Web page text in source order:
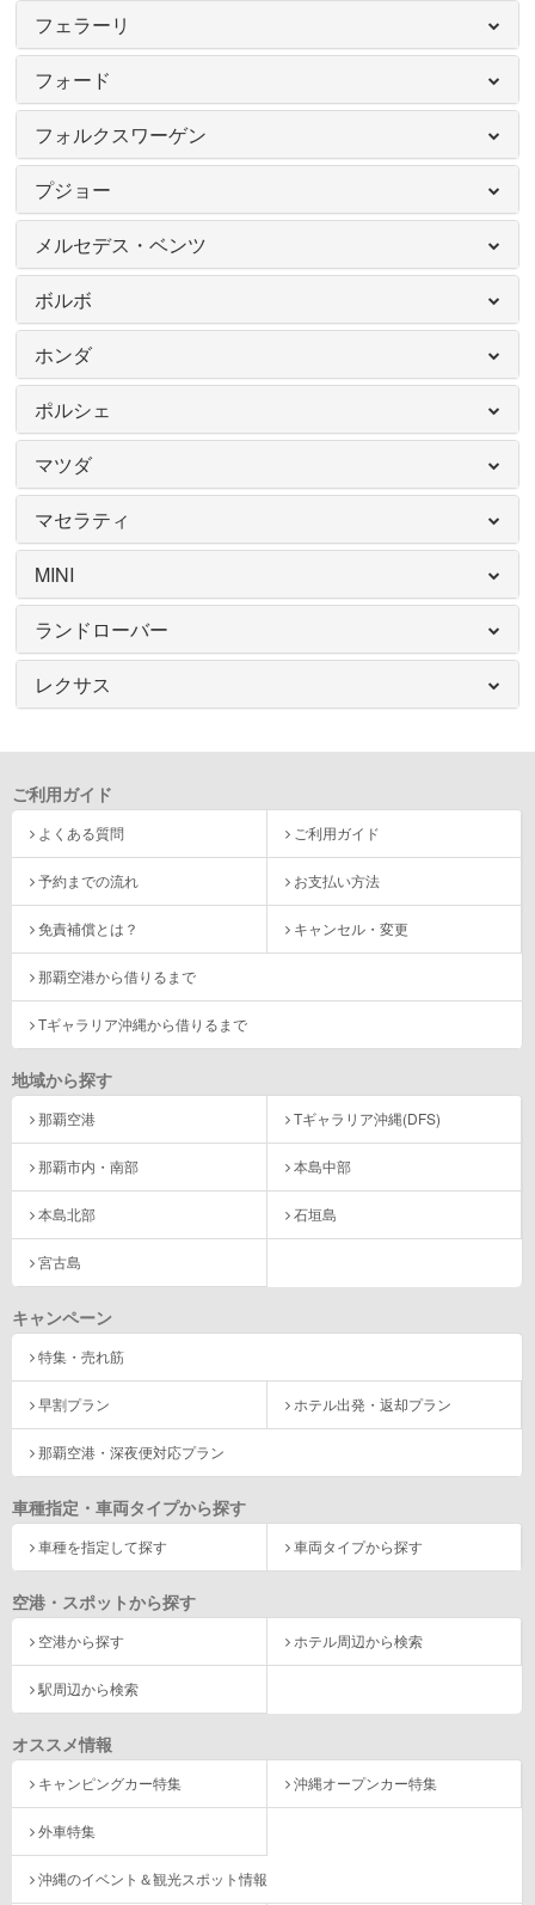
フェラーリ
フォード
フォルクスワーゲン
プジョー
メルセデス・ベンツ
ボルボ
ホンダ
ポルシェ
マツダ
マセラティ
MINI
ランドローバー
レクサス
ご利用ガイド
よくある質問 ご利用ガイド
予約までの流れ お支払い方法
免責補償とは？ キャンセル・変更
那覇空港から借りるまで
Tギャラリア沖縄から借りるまで
地域から探す
那覇空港 Tギャラリア沖縄(DFS)
那覇市内・南部 本島中部
本島北部 石垣島
宮古島
キャンペーン
特集・売れ筋
早割プラン ホテル出発・返却プラン
那覇空港・深夜便対応プラン
車種指定・車両タイプから探す
車種を指定して探す 車両タイプから探す
空港・スポットから探す
空港から探す ホテル周辺から検索
駅周辺から検索
オススメ情報
キャンピングカー特集 沖縄オープンカー特集
外車特集
沖縄のイベント＆観光スポット情報